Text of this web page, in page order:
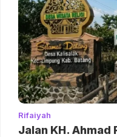
Rifaiyah
Jalan KH. Ahmad